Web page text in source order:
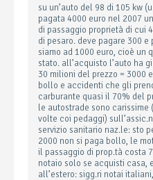
su un’auto del 98 di 105 kw
pagata 4000 euro nel 2007
di passaggio proprietà di cui
di pesaro. deve pagare 300
siamo ad 1000 euro, cioè un
stato. all’acquisto l’auto ha
30 milioni del prezzo = 3000
bollo e accidenti che gli
carburante quasi il 70% del
le autostrade sono carissime
volte coi pedaggi)
servizio sanitario naz.le: sto
2000 non si paga bollo, le
il passaggio di prop.tà costa
notaio solo se acquisti casa,
all’estero: sigg.ri notai